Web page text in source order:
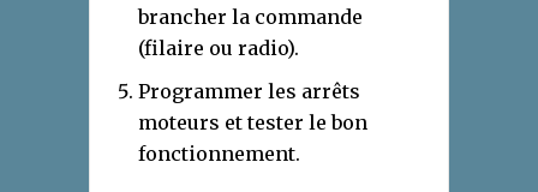
brancher la commande
(filaire ou radio).
Programmer les arrêts
moteurs et tester le bon
fonctionnement.